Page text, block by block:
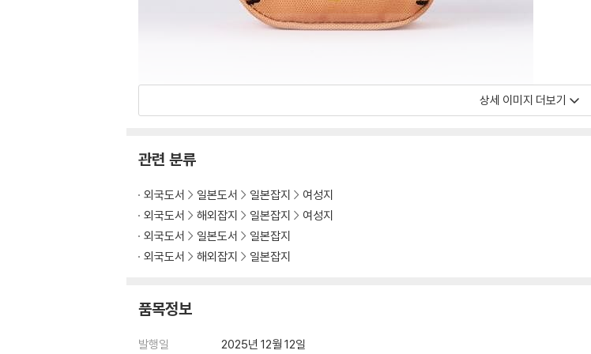
상세 이미지 더보기
관련 분류
외국도서 일본도서 일본잡지
여성지
외국도서
해외잡지 일본잡지
여성지
외국도서
일본도서
일본잡지
외국도서
해외잡지 일본잡지
품목정보
발행일 2025년 12월 12일